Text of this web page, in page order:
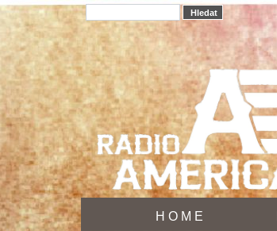
H O M E